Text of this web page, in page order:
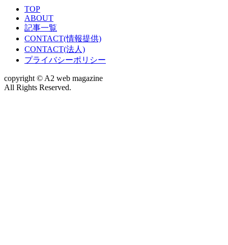
TOP
ABOUT
記事一覧
CONTACT(情報提供)
CONTACT(法人)
プライバシーポリシー
copyright © A2 web magazine
All Rights Reserved.